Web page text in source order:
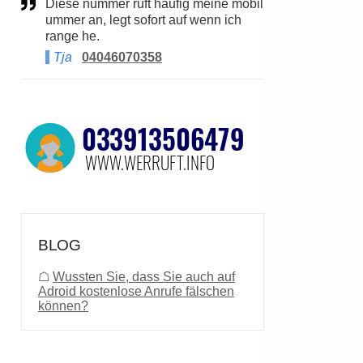
Diese nummer ruft häufig meine mobil
ummer an, legt sofort auf wenn ich
range he.
Tja
04046070358
BLOG
☖ Wussten Sie, dass Sie auch auf
Adroid kostenlose Anrufe fälschen
können?